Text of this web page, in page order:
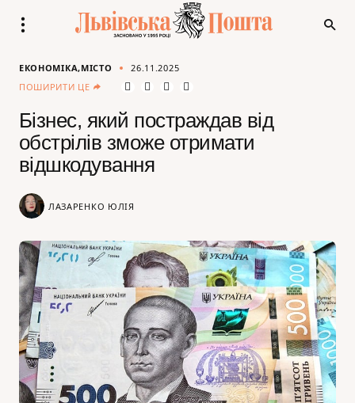
ЕКОНОМІКА МІСТО
26.11.2025
ПОШИРИТИ ЦЕ
Бізнес, який постраждав від
обстрілів зможе отримати
відшкодування
ЛАЗАРЕНКО ЮЛІЯ